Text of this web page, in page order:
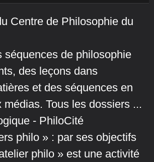
Centre de Philosophie du
séquences de philosophie
des leçons dans
et des séquences en
médias. Tous les dossiers ...
- PhiloCité
philo » : par ses objectifs
philo » est une activité